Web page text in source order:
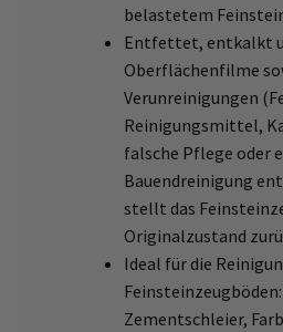
belastetem
Entfettet, entkalkt
Oberflächenfilme
Verunreinigungen
Reinigungsmittel,
falsche Pflege oder
Bauendreinigung
stellt das
Originalzustand
Ideal für die
Zementschleier,